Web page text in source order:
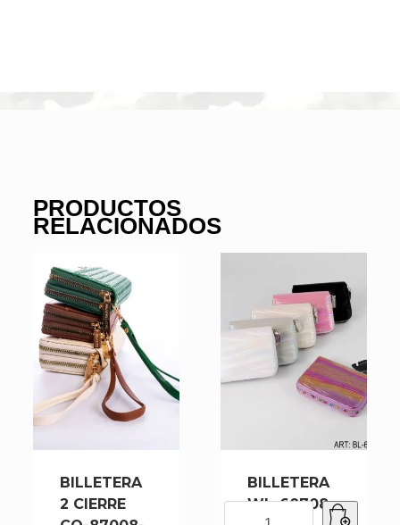
PRODUCTOS
RELACIONADOS
BILLETERA
2 CIERRE
BILLETERA
WL-60708-